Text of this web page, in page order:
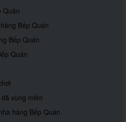
Quán
Bếp Quán
Bếp Quán
Quán
vùng miền
hàng Bếp Quán